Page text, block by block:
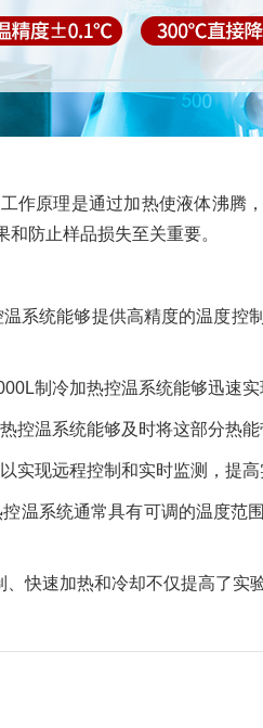
原理是通过加热使液体沸腾
防止样品损失至关重要。
统能够提供高精度的温度控
制冷加热控温系统能够迅速
温系统能够及时将这部分热能
实现远程控制和实时监测，提
温系统通常具有可调的温度范
快速加热和冷却不仅提高了实